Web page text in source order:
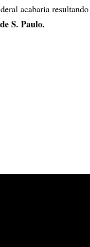
acabaria
S. Paulo.